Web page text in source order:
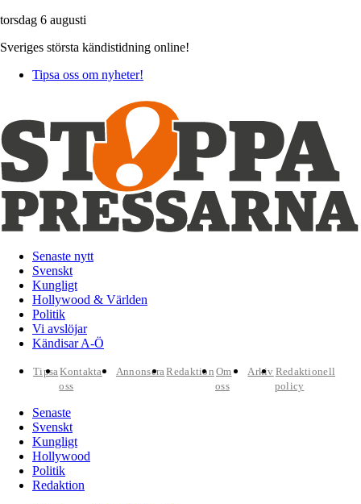
torsdag 6 augusti
Sveriges största kändistidning online!
Tipsa oss om nyheter!
Senaste nytt
Svenskt
Kungligt
Hollywood & Världen
Politik
Vi avslöjar
Kändisar A-Ö
TipsaKontakta
oss
AnnonseraRedaktion Om
oss
Arkiv Redaktionell
policy
Senaste
Svenskt
Kungligt
Hollywood
Politik
Redaktion